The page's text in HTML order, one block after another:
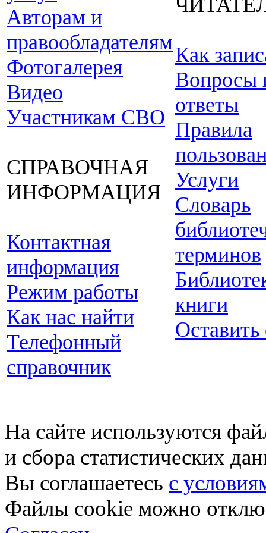
Авторам и
правообладателям
Фотогалерея
Видео
Участникам СВО
СПРАВОЧНАЯ
ИНФОРМАЦИЯ
Контактная
информация
Режим работы
Как нас найти
Телефонный
справочник
Как
Вопросы
ответы
Правила
Услуги
Словарь
терминов
книги
Оставить
На сайте используются
и сбора статистических
Вы соглашаетесь с
Файлы cookie можно